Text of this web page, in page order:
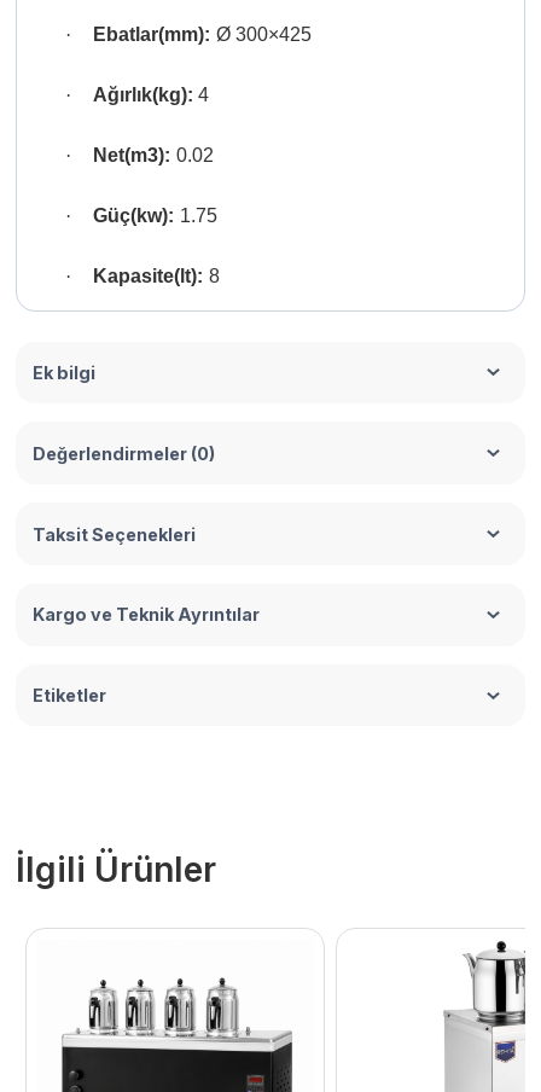
· Ebatlar(mm): Ø 300×425
· Ağırlık(kg): 4
· Net(m3): 0.02
· Güç(kw): 1.75
· Kapasite(lt): 8
Ek bilgi
Değerlendirmeler (0)
Taksit Seçenekleri
Kargo ve Teknik Ayrıntılar
Etiketler
İlgili Ürünler